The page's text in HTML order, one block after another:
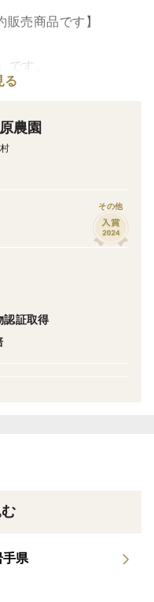
販売商品です】
です。
た果肉が特徴です。
酸味はしっかりあるの
ている品種です！
ます。
が育ちます。
法】
る
農園
その他
認証取得
手県